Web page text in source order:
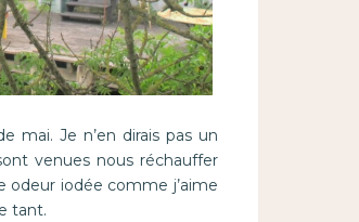
mai. Je n’en dirais pas un
venues nous réchauffer
odeur iodée comme j’aime
tant.